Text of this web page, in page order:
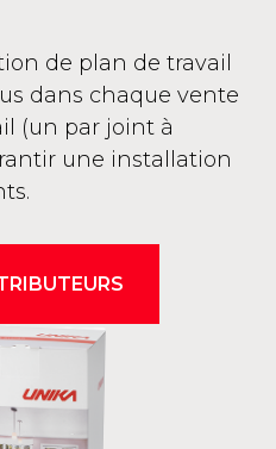
de plan de travail
dans chaque vente
(un par joint à
une installation